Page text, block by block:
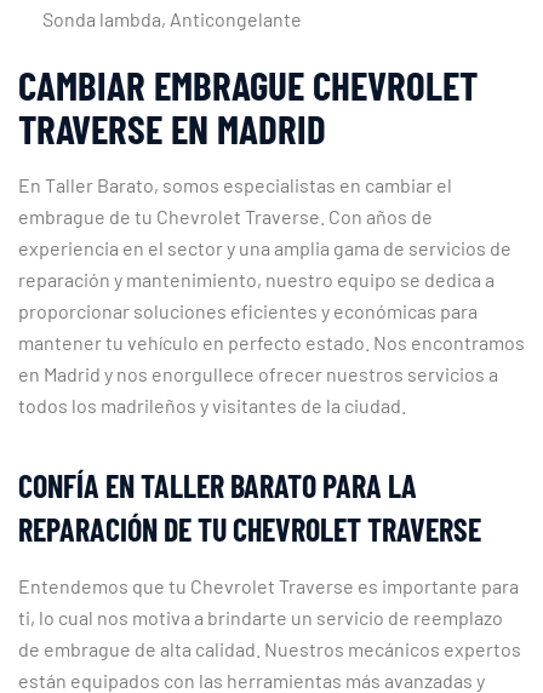
Sonda lambda, Anticongelante
CAMBIAR EMBRAGUE CHEVROLET
TRAVERSE EN MADRID
En Taller Barato, somos especialistas en cambiar el
embrague de tu Chevrolet Traverse. Con años de
experiencia en el sector y una amplia gama de servicios de
reparación y mantenimiento, nuestro equipo se dedica a
proporcionar soluciones eficientes y económicas para
mantener tu vehículo en perfecto estado. Nos encontramos
en Madrid y nos enorgullece ofrecer nuestros servicios a
todos los madrileños y visitantes de la ciudad.
CONFÍA EN TALLER BARATO PARA LA
REPARACIÓN DE TU CHEVROLET TRAVERSE
Entendemos que tu Chevrolet Traverse es importante para
ti, lo cual nos motiva a brindarte un servicio de reemplazo
de embrague de alta calidad. Nuestros mecánicos expertos
están equipados con las herramientas más avanzadas y